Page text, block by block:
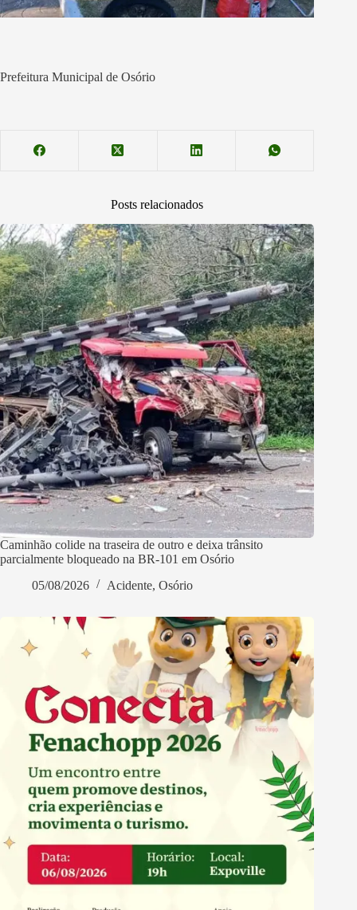
Prefeitura Municipal de Osório
Posts relacionados
Caminhão colide na traseira de outro e deixa trânsito
parcialmente bloqueado na BR-101 em Osório
05/08/2026
Acidente, Osório